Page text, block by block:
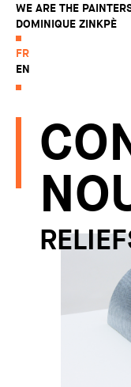
WE ARE THE
DOMINIQUE ZINKPÈ
FR
EN